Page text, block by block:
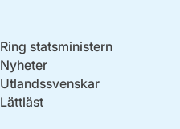
Ring statsministern
Nyheter
Utlandssvenskar
Lättläst